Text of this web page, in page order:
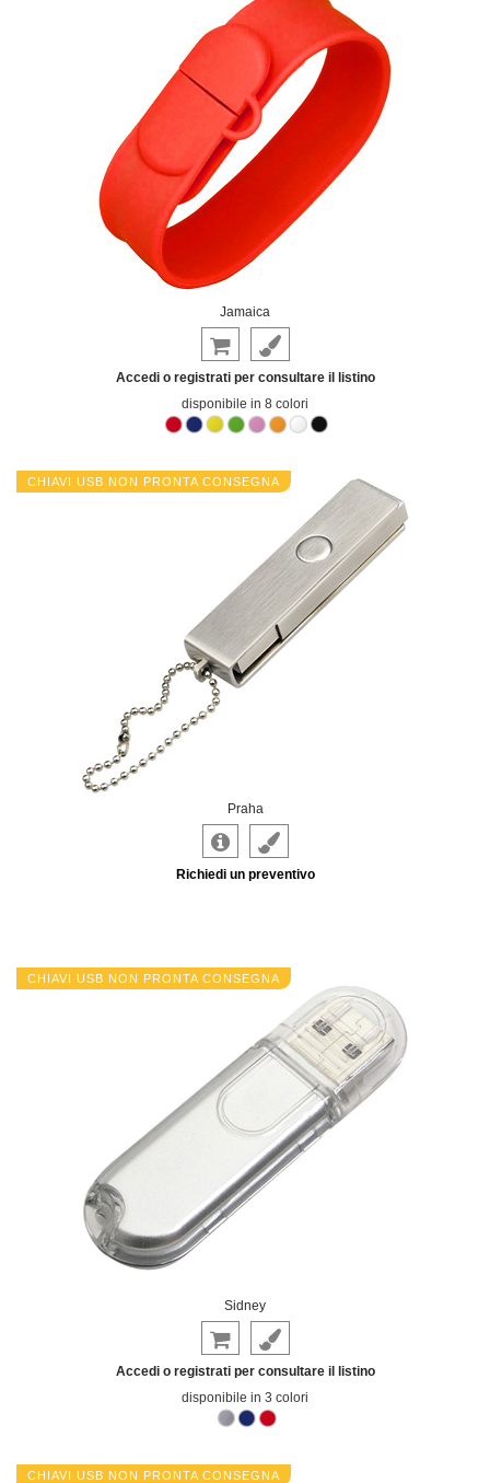
Jamaica
Accedi o registrati per consultare il listino
disponibile in 8 colori
CHIAVI USB NON PRONTA CONSEGNA
Praha
Richiedi un preventivo
CHIAVI USB NON PRONTA CONSEGNA
Sidney
Accedi o registrati per consultare il listino
disponibile in 3 colori
CHIAVI USB NON PRONTA CONSEGNA